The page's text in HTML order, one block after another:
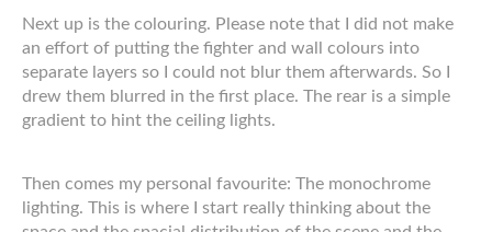
Next up is the colouring. Please note that I did not make
an effort of putting the fighter and wall colours into
separate layers so I could not blur them afterwards. So I
drew them blurred in the first place. The rear is a simple
gradient to hint the ceiling lights.
Then comes my personal favourite: The monochrome
lighting. This is where I start really thinking about the